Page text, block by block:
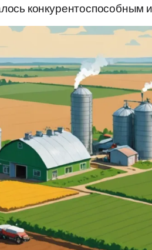
конкурентоспособным